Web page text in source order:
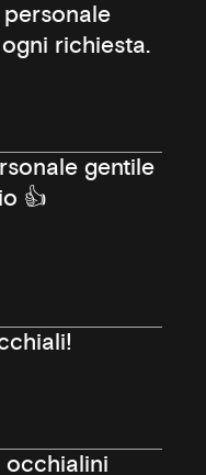
richiesta.
gentile
👍